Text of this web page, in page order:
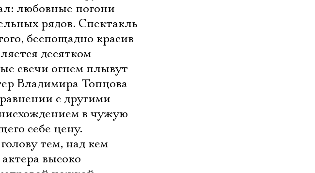
любовные погони
рядов. Спектакль
беспощадно красив
десятком
свечи огнем плывут
Владимира Топцова
с другими
в чужую
себе цену.
тем, над кем
высоко